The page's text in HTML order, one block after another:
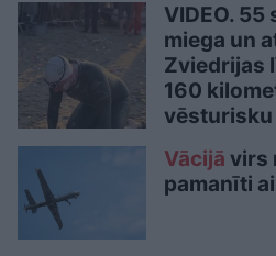
VIDEO.
miega un
Zviedrijas
160
Vācijā virs
pamanīti